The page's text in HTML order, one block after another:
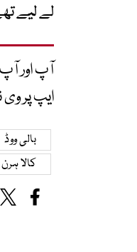
لے لیے
آپ اور
ایپ پر وی
بالی ووڈ
کالا ہرن